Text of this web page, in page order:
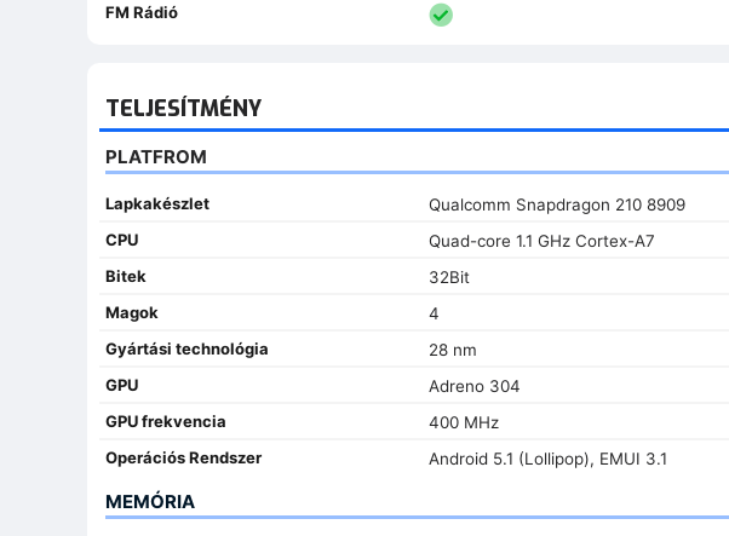
FM Rádió
TELJESÍTMÉNY
PLATFROM
Lapkakészlet
Qualcomm Snapdragon 210 8909
CPU
Quad-core 1.1 GHz Cortex-A7
Bitek
32Bit
Magok
4
Gyártási technológia
28 nm
GPU
Adreno 304
GPU frekvencia
400 MHz
Operációs Rendszer
Android 5.1 (Lollipop), EMUI 3.1
MEMÓRIA